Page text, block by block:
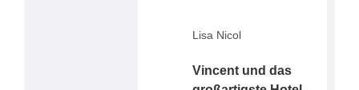
Lisa Nicol
Vincent und das